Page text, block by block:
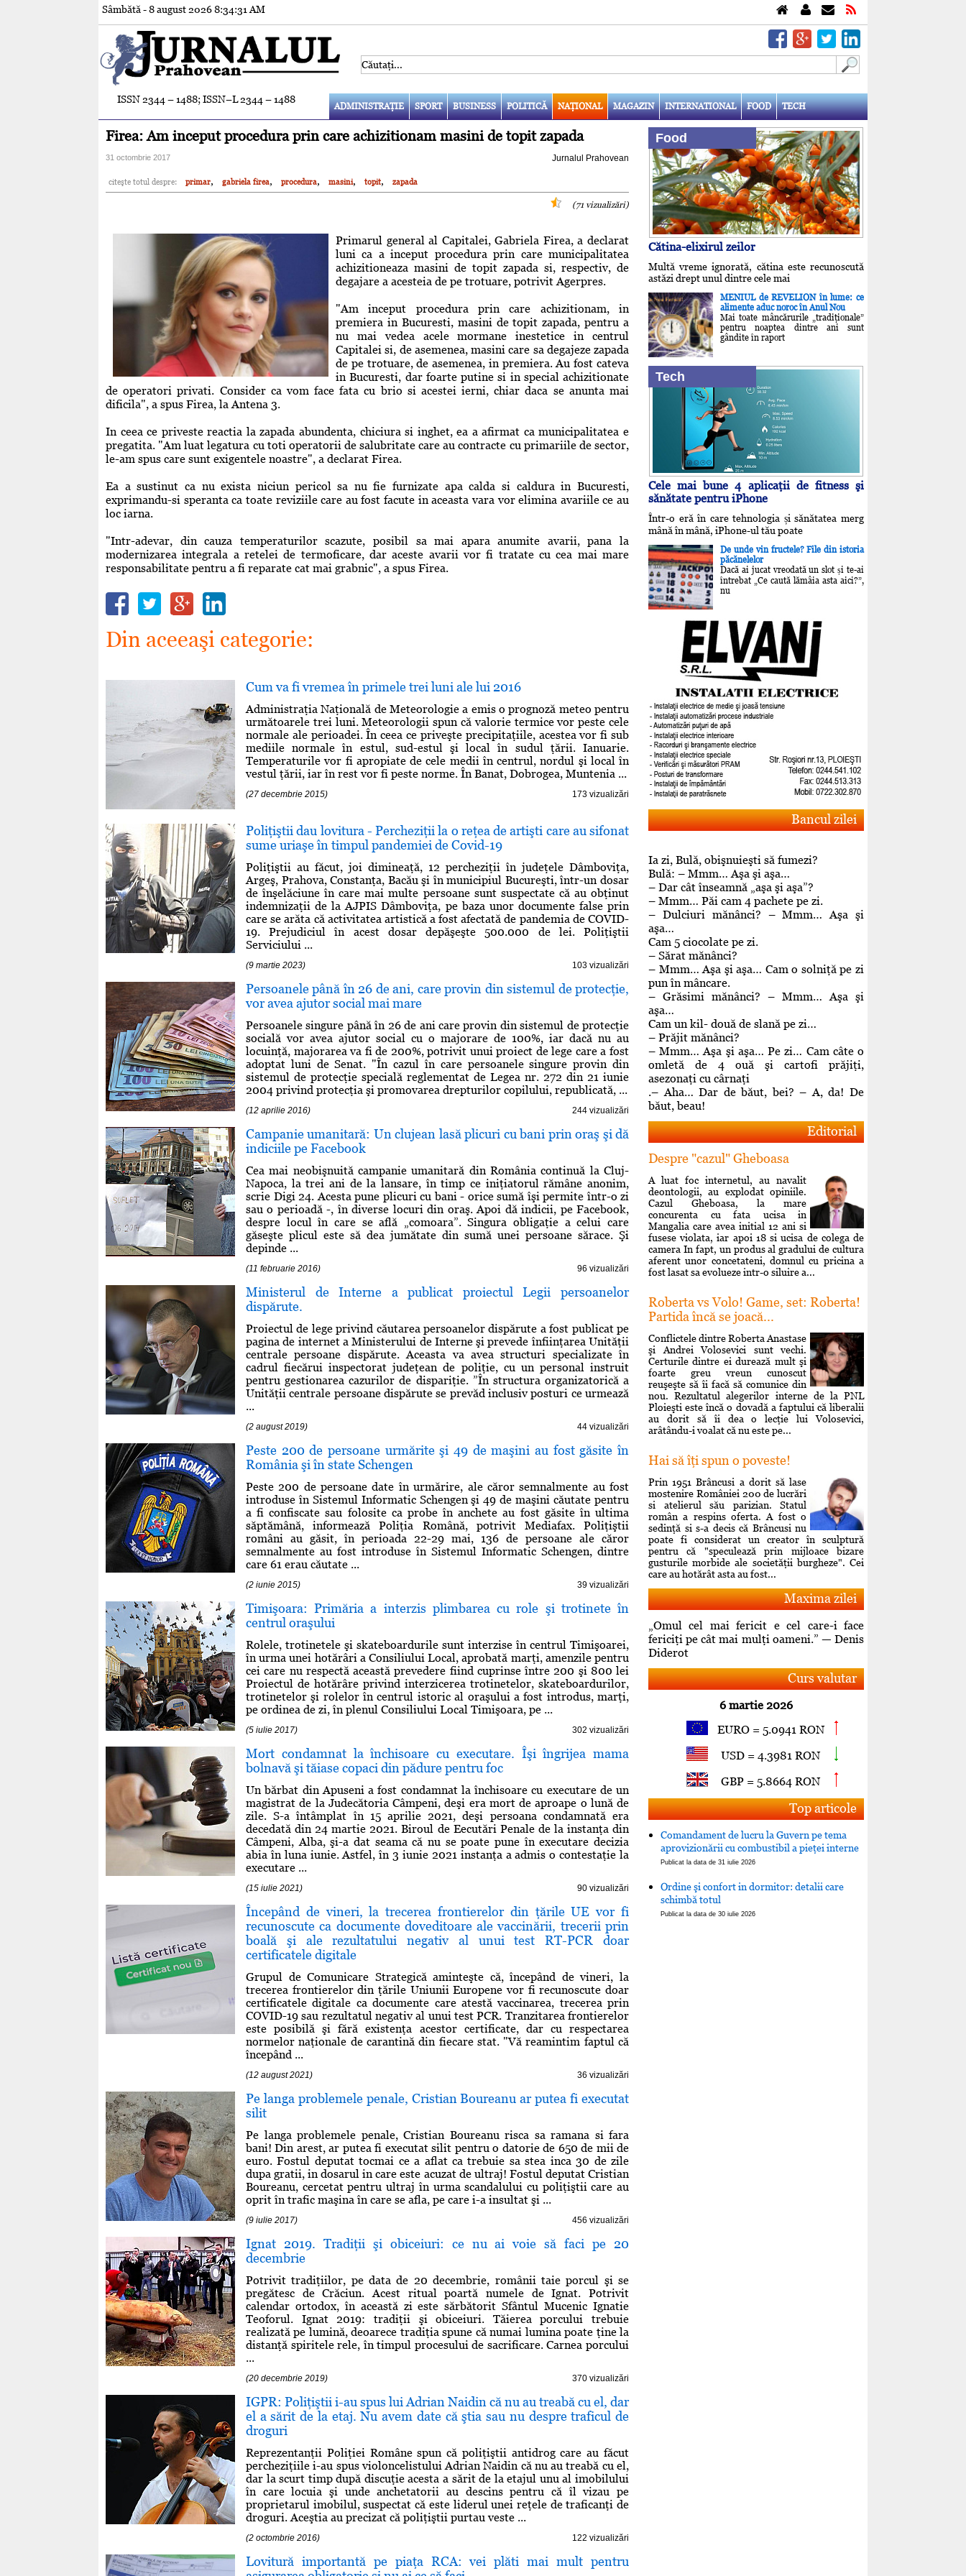
Sâmbătă - 8 august 20268:34:32 AM
ISSN 2344 – 1488; ISSN–L 2344 – 1488
ADMINISTRAŢIE SPORT BUSINESS POLITICĂ NAŢIONAL MAGAZIN INTERNATIONAL FOOD TECH
Firea: Am inceput procedura prin care achizitionam masini de topit zapada
31 octombrie 2017 Jurnalul Prahovean
citeşte totul despre: primar, gabriela firea, procedura, masini, topit, zapada
(71 vizualizări)
Primarul general al Capitalei, Gabriela Firea, a declarat
luni ca a inceput procedura prin care municipalitatea
achizitioneaza masini de topit zapada si, respectiv, de
degajare a acesteia de pe trotuare, potrivit Agerpres.
"Am inceput procedura prin care achizitionam, in
premiera in Bucuresti, masini de topit zapada, pentru a
nu mai vedea acele mormane inestetice in centrul
Capitalei si, de asemenea, masini care sa degajeze zapada
de pe trotuare, de asemenea, in premiera. Au fost cateva
in Bucuresti, dar foarte putine si in special achizitionate
de operatori privati. Consider ca vom face fata cu brio si acestei ierni, chiar daca se anunta mai
dificila", a spus Firea, la Antena 3.
In ceea ce priveste reactia la zapada abundenta, chiciura si inghet, ea a afirmat ca municipalitatea e
pregatita. "Am luat legatura cu toti operatorii de salubritate care au contracte cu primariile de sector,
le-am spus care sunt exigentele noastre", a declarat Firea.
Ea a sustinut ca nu exista niciun pericol sa nu fie furnizate apa calda si caldura in Bucuresti,
exprimandu-si speranta ca toate reviziile care au fost facute in aceasta vara vor elimina avariile ce au
loc iarna.
"Intr-adevar, din cauza temperaturilor scazute, posibil sa mai apara anumite avarii, pana la
modernizarea integrala a retelei de termoficare, dar aceste avarii vor fi tratate cu cea mai mare
responsabilitate pentru a fi reparate cat mai grabnic", a spus Firea.
Din aceeaşi categorie:
Cum va fi vremea în primele trei luni ale lui 2016
Administraţia Naţională de Meteorologie a emis o prognoză meteo pentru
următoarele trei luni. Meteorologii spun că valorie termice vor peste cele
normale ale perioadei. În ceea ce priveşte precipitaţiile, acestea vor fi sub
mediile normale în estul, sud-estul şi local în sudul ţării. Ianuarie.
Temperaturile vor fi apropiate de cele medii în centrul, nordul şi local în
vestul ţării, iar în rest vor fi peste norme. În Banat, Dobrogea, Muntenia ...
(27 decembrie 2015) 173 vizualizări
Poliţiştii dau lovitura - Percheziţii la o reţea de artişti care au sifonat
sume uriaşe în timpul pandemiei de Covid-19
Poliţiştii au făcut, joi dimineaţă, 12 percheziţii în judeţele Dâmboviţa,
Argeş, Prahova, Constanţa, Bacău şi în municipiul Bucureşti, într-un dosar
de înşelăciune în care mai multe persoane sunt suspectate că au obţinut
indemnizaţii de la AJPIS Dâmboviţa, pe baza unor documente false prin
care se arăta că activitatea artistică a fost afectată de pandemia de COVID-
19. Prejudiciul în acest dosar depăşeşte 500.000 de lei. Poliţiştii
Serviciului ...
(9 martie 2023) 103 vizualizări
Persoanele până în 26 de ani, care provin din sistemul de protecţie,
vor avea ajutor social mai mare
Persoanele singure până în 26 de ani care provin din sistemul de protecţie
socială vor avea ajutor social cu o majorare de 100%, iar dacă nu au
locuinţă, majorarea va fi de 200%, potrivit unui proiect de lege care a fost
adoptat luni de Senat. "În cazul în care persoanele singure provin din
sistemul de protecţie specială reglementat de Legea nr. 272 din 21 iunie
2004 privind protecţia şi promovarea drepturilor copilului, republicată, ...
(12 aprilie 2016) 244 vizualizări
Campanie umanitară: Un clujean lasă plicuri cu bani prin oraş şi dă
indiciile pe Facebook
Cea mai neobişnuită campanie umanitară din România continuă la Cluj-
Napoca, la trei ani de la lansare, în timp ce iniţiatorul rămâne anonim,
scrie Digi 24. Acesta pune plicuri cu bani - orice sumă îşi permite într-o zi
sau o perioadă -, în diverse locuri din oraş. Apoi dă indicii, pe Facebook,
despre locul în care se află „comoara”. Singura obligaţie a celui care
găseşte plicul este să dea jumătate din sumă unei persoane sărace. Şi
depinde ...
(11 februarie 2016) 96 vizualizări
Ministerul de Interne a publicat proiectul Legii persoanelor
dispărute.
Proiectul de lege privind căutarea persoanelor dispărute a fost publicat pe
pagina de internet a Ministerului de Interne şi prevede înfiinţarea Unităţii
centrale persoane dispărute. Aceasta va avea structuri specializate în
cadrul fiecărui inspectorat judeţean de poliţie, cu un personal instruit
pentru gestionarea cazurilor de dispariţie. ”În structura organizatorică a
Unităţii centrale persoane dispărute se prevăd inclusiv posturi ce urmează
...
(2 august 2019) 44 vizualizări
Peste 200 de persoane urmărite şi 49 de maşini au fost găsite în
România şi în state Schengen
Peste 200 de persoane date în urmărire, ale căror semnalmente au fost
introduse în Sistemul Informatic Schengen şi 49 de maşini căutate pentru
a fi confiscate sau folosite ca probe în anchete au fost găsite în ultima
săptămână, informează Poliţia Română, potrivit Mediafax. Poliţiştii
români au găsit, în perioada 22-29 mai, 136 de persoane ale căror
semnalmente au fost introduse în Sistemul Informatic Schengen, dintre
care 61 erau căutate ...
(2 iunie 2015) 39 vizualizări
Timişoara: Primăria a interzis plimbarea cu role şi trotinete în
centrul oraşului
Rolele, trotinetele şi skateboardurile sunt interzise în centrul Timişoarei,
în urma unei hotărâri a Consiliului Local, aprobată marţi, amenzile pentru
cei care nu respectă această prevedere fiind cuprinse între 200 şi 800 lei
Proiectul de hotărâre privind interzicerea trotinetelor, skateboardurilor,
trotinetelor şi rolelor în centrul istoric al oraşului a fost introdus, marţi,
pe ordinea de zi, în plenul Consiliului Local Timişoara, pe ...
(5 iulie 2017) 302 vizualizări
Mort condamnat la închisoare cu executare. Îşi îngrijea mama
bolnavă şi tăiase copaci din pădure pentru foc
Un bărbat din Apuseni a fost condamnat la închisoare cu executare de un
magistrat de la Judecătoria Câmpeni, deşi era mort de aproape o lună de
zile. S-a întâmplat în 15 aprilie 2021, deşi persoana condamnată era
decedată din 24 martie 2021. Biroul de Eecutări Penale de la instanţa din
Câmpeni, Alba, şi-a dat seama că nu se poate pune în executare decizia
abia în luna iunie. Astfel, în 3 iunie 2021 instanţa a admis o contestaţie la
executare ...
(15 iulie 2021) 90 vizualizări
Începând de vineri, la trecerea frontierelor din ţările UE vor fi
recunoscute ca documente doveditoare ale vaccinării, trecerii prin
boală şi ale rezultatului negativ al unui test RT-PCR doar
certificatele digitale
Grupul de Comunicare Strategică aminteşte că, începând de vineri, la
trecerea frontierelor din ţările Uniunii Europene vor fi recunoscute doar
certificatele digitale ca documente care atestă vaccinarea, trecerea prin
COVID-19 sau rezultatul negativ al unui test PCR. Tranzitarea frontierelor
este posibilă şi fără existenţa acestor certificate, dar cu respectarea
normelor naţionale de carantină din fiecare stat. "Vă reamintim faptul că
începând ...
(12 august 2021) 36 vizualizări
Pe langa problemele penale, Cristian Boureanu ar putea fi executat
silit
Pe langa problemele penale, Cristian Boureanu risca sa ramana si fara
bani! Din arest, ar putea fi executat silit pentru o datorie de 650 de mii de
euro. Fostul deputat tocmai ce a aflat ca trebuie sa stea inca 30 de zile
dupa gratii, in dosarul in care este acuzat de ultraj! Fostul deputat Cristian
Boureanu, cercetat pentru ultraj în urma scandalului cu poliţiştii care au
oprit în trafic maşina în care se afla, pe care i-a insultat şi ...
(9 iulie 2017) 456 vizualizări
Ignat 2019. Tradiţii şi obiceiuri: ce nu ai voie să faci pe 20
decembrie
Potrivit tradiţiilor, pe data de 20 decembrie, românii taie porcul şi se
pregătesc de Crăciun. Acest ritual poartă numele de Ignat. Potrivit
calendar ortodox, în această zi este sărbătorit Sfântul Mucenic Ignatie
Teoforul. Ignat 2019: tradiţii şi obiceiuri. Tăierea porcului trebuie
realizată pe lumină, deoarece tradiţia spune că numai lumina poate ţine la
distanţă spiritele rele, în timpul procesului de sacrificare. Carnea porcului
...
(20 decembrie 2019) 370 vizualizări
IGPR: Poliţiştii i-au spus lui Adrian Naidin că nu au treabă cu el, dar
el a sărit de la etaj. Nu avem date că ştia sau nu despre traficul de
droguri
Reprezentanţii Poliţiei Române spun că poliţiştii antidrog care au făcut
percheziţiile i-au spus violoncelistului Adrian Naidin că nu au treabă cu el,
dar la scurt timp după discuţie acesta a sărit de la etajul unu al imobilului
în care locuia şi unde anchetatorii au descins pentru că îl vizau pe
proprietarul imobilul, suspectat că este liderul unei reţele de traficanţi de
droguri. Aceştia au precizat că poliţiştii purtau veste ...
(2 octombrie 2016) 122 vizualizări
Lovitură importantă pe piaţa RCA: vei plăti mai mult pentru
Food
Cătina-elixirul zeilor
Multă vreme ignorată, cătina este recunoscută
astăzi drept unul dintre cele mai
MENIUL de REVELION în lume: ce
alimente aduc noroc în Anul Nou
Mai toate mâncărurile „tradiţionale”
pentru noaptea dintre ani sunt
gândite în raport
Tech
Cele mai bune 4 aplicaţii de fitness şi
sănătate pentru iPhone
Într-o eră în care tehnologia și sănătatea merg
mână în mână, iPhone-ul tău poate
De unde vin fructele? File din istoria
păcănelelor
Dacă ai jucat vreodată un slot și te-ai
întrebat „Ce caută lămâia asta aici?”,
nu
Bancul zilei
Ia zi, Bulă, obişnuieşti să fumezi?
Bulă: – Mmm… Aşa şi aşa…
– Dar cât înseamnă „aşa şi aşa”?
– Mmm… Păi cam 4 pachete pe zi.
– Dulciuri mănânci? – Mmm… Aşa şi
aşa…
Cam 5 ciocolate pe zi.
– Sărat mănânci?
– Mmm… Aşa şi aşa… Cam o solniţă pe zi
pun în mâncare.
– Grăsimi mănânci? – Mmm… Aşa şi
aşa…
Cam un kil- două de slană pe zi…
– Prăjit mănânci?
– Mmm… Aşa şi aşa… Pe zi… Cam câte o
omletă de 4 ouă şi cartofi prăjiţi,
asezonaţi cu cârnaţi
.– Aha… Dar de băut, bei? – A, da! De
băut, beau!
Editorial
Despre "cazul" Gheboasa
A luat foc internetul, au navalit
deontologii, au explodat opiniile.
Cazul Gheboasa, la mare
concurenta cu fata ucisa in
Mangalia care avea initial 12 ani si
fusese violata, iar apoi 18 si ucisa de colega de
camera In fapt, un produs al gradului de cultura
aferent unor concetateni, domnul cu pricina a
fost lasat sa evolueze intr-o siluire a...
Roberta vs Volo! Game, set: Roberta!
Partida încă se joacă...
Conflictele dintre Roberta Anastase
şi Andrei Volosevici sunt vechi.
Certurile dintre ei durează mult şi
foarte greu vreun cunoscut
reuşeşte să îi facă să comunice din
nou. Rezultatul alegerilor interne de la PNL
Ploieşti este încă o dovadă a faptului că liberalii
au dorit să îi dea o lecţie lui Volosevici,
arâtându-i voalat că nu este pe...
Hai să îţi spun o poveste!
Prin 1951 Brâncusi a dorit să lase
mostenire României 200 de lucrări
si atelierul său parizian. Statul
român a respins oferta. A fost o
sedinţă si s-a decis că Brâncusi nu
poate fi considerat un creator în sculptură
pentru că "speculează prin mijloace bizare
gusturile morbide ale societăţii burgheze". Cei
care au hotărât asta au fost...
Maxima zilei
„Omul cel mai fericit e cel care-i face
fericiţi pe cât mai mulţi oameni.” — Denis
Diderot
Curs valutar
6 martie 2026
EURO = 5.0941 RON
USD = 4.3981 RON
GBP = 5.8664 RON
Top articole
Comandament de lucru la Guvern pe tema
aprovizionării cu combustibil a pieţei interne
Publicat la data de 31 iulie 2026
Ordine şi confort in dormitor: detalii care
schimbă totul
Publicat la data de 30 iulie 2026